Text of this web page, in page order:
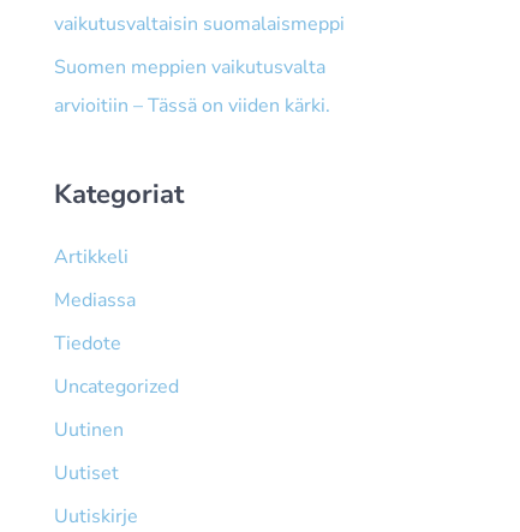
vaikutusvaltaisin suomalaismeppi
Suomen meppien vaikutusvalta
arvioitiin – Tässä on viiden kärki.
Kategoriat
Artikkeli
Mediassa
Tiedote
Uncategorized
Uutinen
Uutiset
Uutiskirje